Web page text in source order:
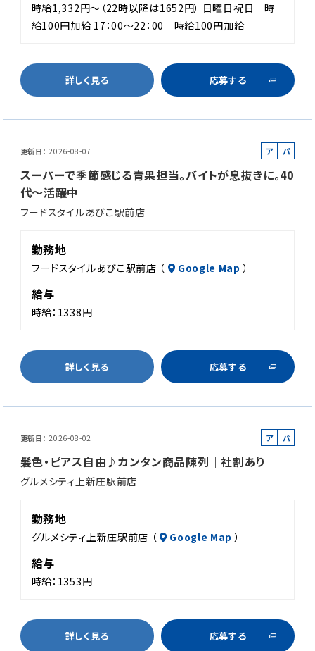
時給1,332円～（22時以降は1652円） 日曜日祝日 時
給100円加給 17：00～22：00 時給100円加給
詳しく見る 応募する
更新日 2026-08-07
ア
バ
パ
ト
スーパーで季節感じる青果担当。バイトが息抜きに。40
代～活躍中
フードスタイルあびこ駅前店
勤務地
フードスタイルあびこ駅前店 （ Google Map ）
給与
時給：1338円
詳しく見る 応募する
更新日 2026-08-02
ア
パ
髪色・ピアス自由♪カンタン商品陳列｜社割あり
グルメシティ上新庄駅前店
勤務地
グルメシティ上新庄駅前店 （ Google Map ）
給与
時給：1353円
詳しく見る 応募する